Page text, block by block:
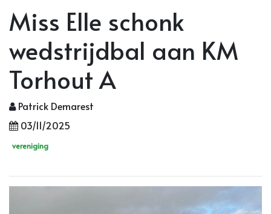
Miss Elle schonk
wedstrijdbal aan KM
Torhout A
Patrick Demarest
03/11/2025
vereniging